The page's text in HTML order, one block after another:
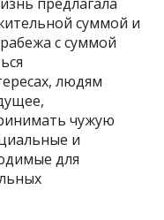
суммой и
с суммой
людям
чужую
и
для